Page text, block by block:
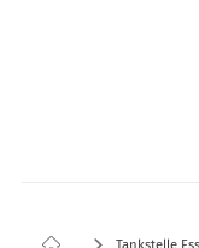
Tankstelle